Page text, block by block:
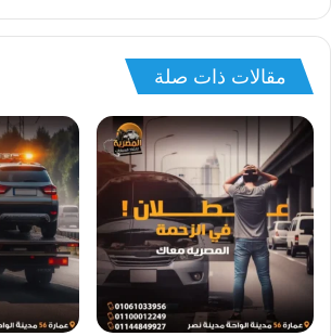
انقاذ السيارات بالعلمين
ونش انقاذ العلمين
ونش العلمين
ونش انقاذ العلمين
ونش انقاذ العلميناسرع و ارخص ونش انقاذفي
50% لأننا
ارخص ونش انقاذفي العلمين ونتميز
انقاذفي العلمين وسعر ونش انقاذ
ثابت لدينا
رسوم إضافية أو إكرامية لان
اسعار ونش انقاذ
رمزية لأننا نمتلكونش انقاذ قريب
ونقدم
مقالات ذات صلة